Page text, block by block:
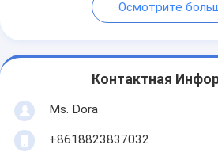
Осмотрите
Контактная
Ms. Dora
+8618823837032